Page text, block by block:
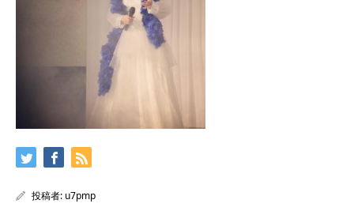
投稿者: u7pmp